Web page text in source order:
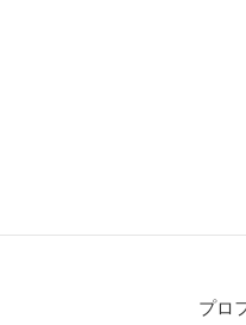
プロ